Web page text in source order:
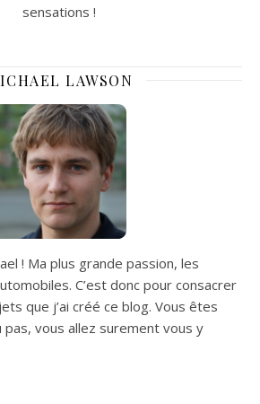
sensations !
LAWSON
! Ma plus grande passion, les
C’est donc pour consacrer
que j’ai créé ce blog. Vous êtes
pas, vous allez surement vous y